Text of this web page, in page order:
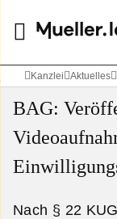
Kanzlei Aktuelles
BAG:
Nach § 22